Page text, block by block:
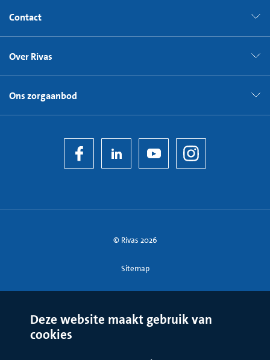
Contact
Over Rivas
Ons zorgaanbod
© Rivas 2026
Sitemap
Deze website maakt gebruik van
cookies